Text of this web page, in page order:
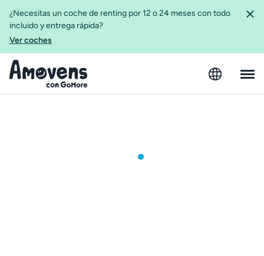
¿Necesitas un coche de renting por 12 o 24 meses con todo
incluido y entrega rápida?
Ver coches